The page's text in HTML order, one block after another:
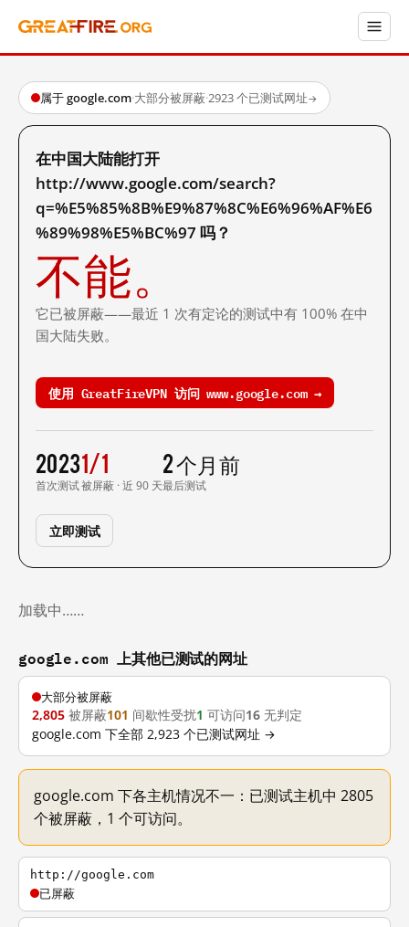
属于 google.com·大部分被屏蔽·2923 个已测试网址→
在中国大陆能打开
http://www.google.com/search?
q=%E5%85%8B%E9%87%8C%E6%96%AF%E6
%89%98%E5%BC%97 吗？
不能。
它已被屏蔽——最近 1 次有定论的测试中有 100% 在中
国大陆失败。
使用 GreatFireVPN 访问 www.google.com →
2023
首次测试
1/1
被屏蔽 · 近 90 天
2 个月前
最后测试
立即测试
加载中……
google.com 上其他已测试的网址
大部分被屏蔽
2,805 被屏蔽101 间歇性受扰1 可访问16 无判定
google.com 下全部 2,923 个已测试网址 →
google.com 下各主机情况不一：已测试主机中 2805
个被屏蔽，1 个可访问。
http://google.com
已屏蔽